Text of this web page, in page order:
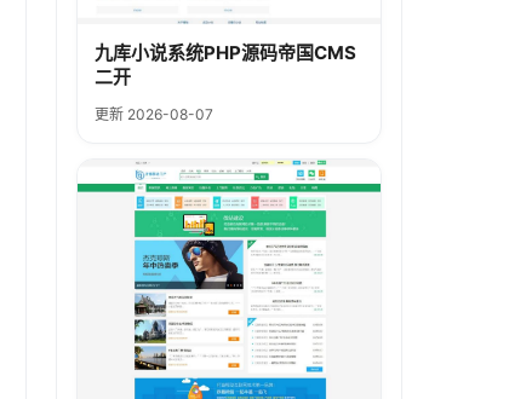
九库小说系统PHP源码帝国CMS
二开
更新 2026-08-07